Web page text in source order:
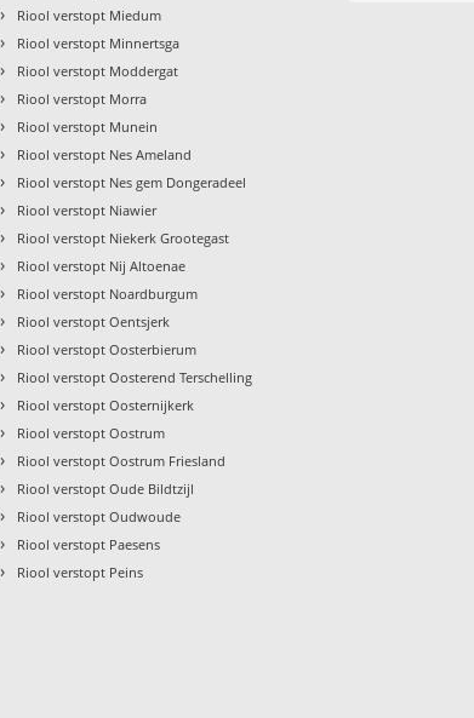
› Riool verstopt Miedum
› Riool verstopt Minnertsga
› Riool verstopt Moddergat
› Riool verstopt Morra
› Riool verstopt Munein
› Riool verstopt Nes Ameland
› Riool verstopt Nes gem Dongeradeel
› Riool verstopt Niawier
› Riool verstopt Niekerk Grootegast
› Riool verstopt Nij Altoenae
› Riool verstopt Noardburgum
› Riool verstopt Oentsjerk
› Riool verstopt Oosterbierum
› Riool verstopt Oosterend Terschelling
› Riool verstopt Oosternijkerk
› Riool verstopt Oostrum
› Riool verstopt Oostrum Friesland
› Riool verstopt Oude Bildtzijl
› Riool verstopt Oudwoude
› Riool verstopt Paesens
› Riool verstopt Peins